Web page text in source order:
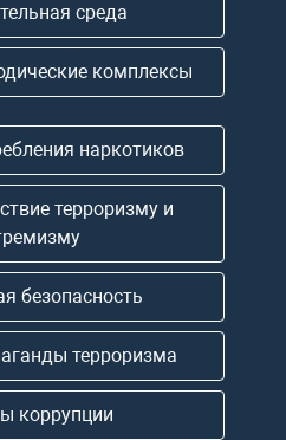
среда
комплексы
наркотиков
терроризму и
безопасность
терроризма
коррупции